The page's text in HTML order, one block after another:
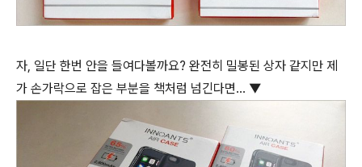
자, 일단 한번 안을 들여다볼까요? 완전히 밀봉된 상자 같지만 제
가 손가락으로 잡은 부분을 책처럼 넘긴다면... ▼